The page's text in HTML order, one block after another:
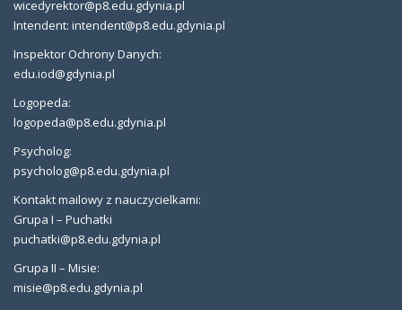
wicedyrektor@p8.edu.gdynia.pl
Intendent: intendent@p8.edu.gdynia.pl
Inspektor Ochrony Danych:
edu.iod@gdynia.pl
Logopeda:
logopeda@p8.edu.gdynia.pl
Psycholog:
psycholog@p8.edu.gdynia.pl
Kontakt mailowy z nauczycielkami:
Grupa I – Puchatki
puchatki@p8.edu.gdynia.pl
Grupa II – Misie:
misie@p8.edu.gdynia.pl